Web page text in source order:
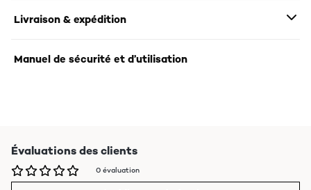
Livraison & expédition
Manuel de sécurité et d’utilisation
Évaluations des clients
0 évaluation